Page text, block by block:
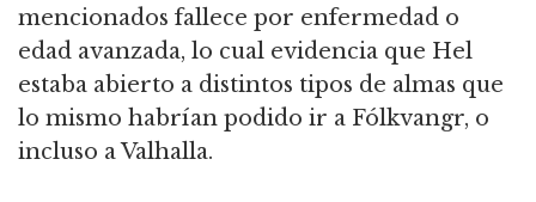
mencionados fallece por enfermedad o
edad avanzada, lo cual evidencia que Hel
estaba abierto a distintos tipos de almas que
lo mismo habrían podido ir a Fólkvangr, o
incluso a Valhalla.